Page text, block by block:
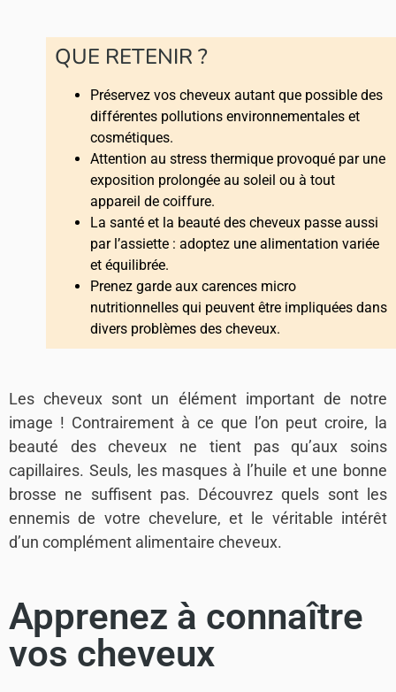
QUE RETENIR ?
Préservez vos cheveux autant que possible des
différentes pollutions environnementales et
cosmétiques.
Attention au stress thermique provoqué par une
exposition prolongée au soleil ou à tout
appareil de coiffure.
La santé et la beauté des cheveux passe aussi
par l’assiette : adoptez une alimentation variée
et équilibrée.
Prenez garde aux carences micro
nutritionnelles qui peuvent être impliquées dans
divers problèmes des cheveux.
Les cheveux sont un élément important de notre
image ! Contrairement à ce que l’on peut croire, la
beauté des cheveux ne tient pas qu’aux soins
capillaires. Seuls, les masques à l’huile et une bonne
brosse ne suffisent pas. Découvrez quels sont les
ennemis de votre chevelure, et le véritable intérêt
d’un complément alimentaire cheveux.
Apprenez à connaître
vos cheveux